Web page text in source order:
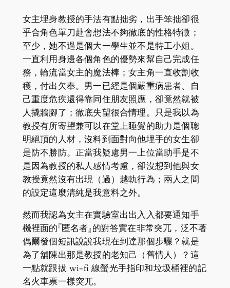
女主埋身教授的手法有點拙劣，出手笨拙卻很
乎合角色單刀赴會想法不夠徹底的性格特徵；
至少，她不過是個大一學生並不是特工小姐。
一直利用身邊各個角色的優勢來幫自己完成任
務，輪流當女主的魔法棒；女主角一直收割收
穫，付出欠奉。男一已經是個嚴重病患者、自
己重度危疾還得靠同住朋友照應，卻竟然就被
人撬牆腳了；徹底失望很合情理。只是我以為
教授有所寄望兼可以在堂上睡覺的助力是個聰
明絕頂的人材，沒料到面對向他埋手的女生卻
是防不勝防。正當我疑慮男一上位當助手是不
是因為教授的私人感情考慮，卻沒想到他與女
教授竟然沒有出現（過）越軌行為；兩人之間
的設定這麼清純是我意料之外。
然而我認為女主在實驗室出出入入都要通知手
機裡面的『匿名者』的對答實在非常突兀，泛不著
偶爾發個短訊說說我現在到達那個步驟？就是
為了舖陳出那是教授的老知己（舊情人）？這
一點就跟拔 wi-fi 線螢光手指印和垃圾桶裡的記
名火車票一樣突兀。